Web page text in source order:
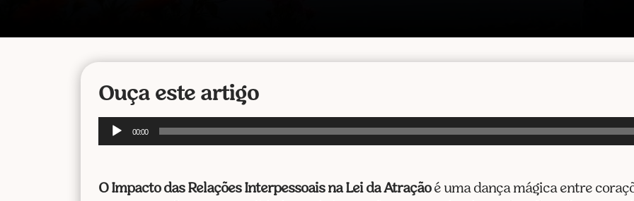
Ouça este artigo
Tocador
de
00:00
O Impacto das Relações Interpessoais na Lei da Atraçãoé uma dança mágica entre